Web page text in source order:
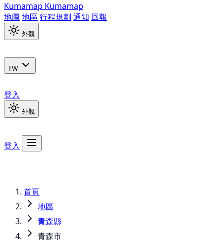
Kumamap Kumamap
地圖 地區 行程規劃 通知 回報
外觀
TW
登入
外觀
登入
首頁
地區
青森縣
青森市